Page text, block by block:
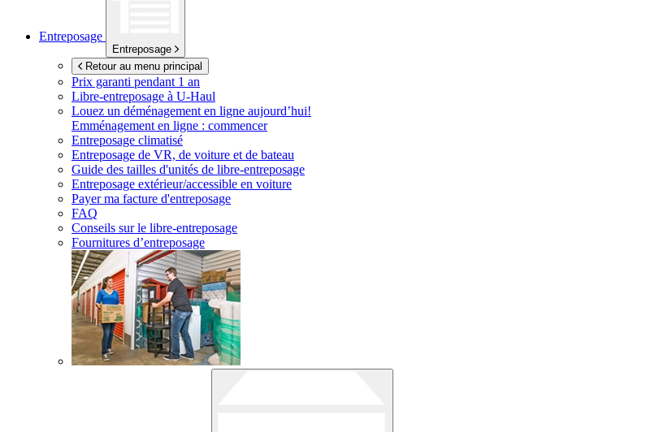
Entreposage
Entreposage
Retour au menu principal
Prix garanti pendant 1 an
Libre-entreposage à U-Haul
Louez un déménagement en ligne aujourd’hui!
Emménagement en ligne : commencer
Entreposage climatisé
Entreposage de VR, de voiture et de bateau
Guide des tailles d'unités de libre-entreposage
Entreposage extérieur/accessible en voiture
Payer ma facture d'entreposage
FAQ
Conseils sur le libre-entreposage
Fournitures d’entreposage